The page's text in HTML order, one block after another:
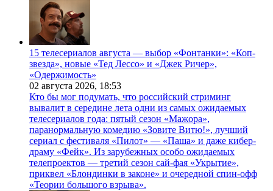
15 телесериалов августа — выбор «Фонтанки»: «Коп-
звезда», новые «Тед Лессо» и «Джек Ричер»,
«Одержимость»
02 августа 2026, 18:53
Кто бы мог подумать, что российский стриминг
вывалит в середине лета одни из самых ожидаемых
телесериалов года: пятый сезон «Мажора»,
паранормальную комедию «Зовите Витю!», лучший
сериал с фестиваля «Пилот» — «Паша» и даже кибер-
драму «Фейк». Из зарубежных особо ожидаемых
телепроектов — третий сезон сай-фая «Укрытие»,
приквел «Блондинки в законе» и очередной спин-офф
«Теории большого взрыва».